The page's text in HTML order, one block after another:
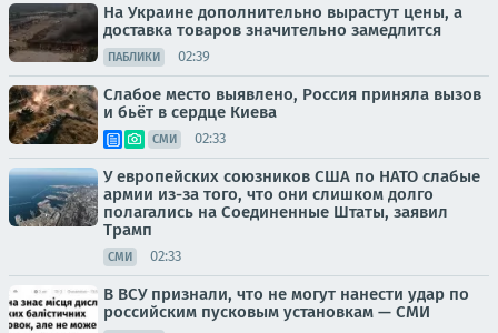
На Украине дополнительно вырастут цены, а
доставка товаров значительно замедлится
ПАБЛИКИ 02:39
Слабое место выявлено, Россия приняла вызов
и бьёт в сердце Киева
СМИ 02:33
У европейских союзников США по НАТО слабые
армии из-за того, что они слишком долго
полагались на Соединенные Штаты, заявил
Трамп
СМИ 02:33
В ВСУ признали, что не могут нанести удар по
российским пусковым установкам — СМИ